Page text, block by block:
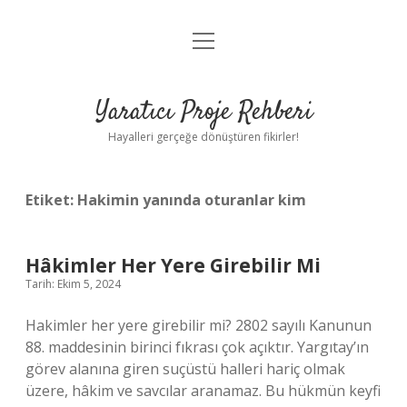
Anasayfa
Yasal Uyarı
menüyü
Yaratıcı Proje Rehberi
Hayalleri gerçeğe dönüştüren fikirler!
Etiket: Hakimin yanında oturanlar kim
Hâkimler Her Yere Girebilir Mi
Tarih: Ekim 5, 2024
Hakimler her yere girebilir mi? 2802 sayılı Kanunun
88. maddesinin birinci fıkrası çok açıktır. Yargıtay’ın
görev alanına giren suçüstü halleri hariç olmak
üzere, hâkim ve savcılar aranamaz. Bu hükmün keyfi